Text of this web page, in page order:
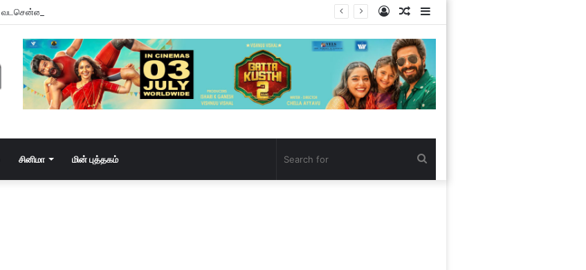
வடசென்னையில் ரேசன் அரிசி கடத்தல் கும்பல் கைதும், பின்னணியும் !
Random
Article
Log
In
சினிமா மின் புத்தகம்